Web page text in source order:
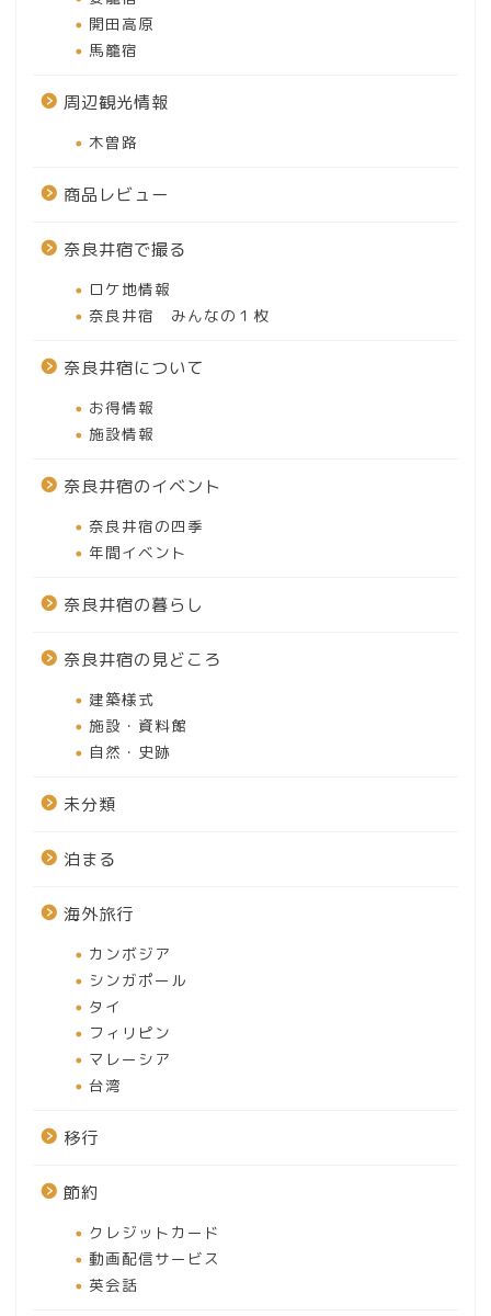
開田高原
馬籠宿
周辺観光情報
木曽路
商品レビュー
奈良井宿で撮る
ロケ地情報
奈良井宿 みんなの１枚
奈良井宿について
お得情報
施設情報
奈良井宿のイベント
奈良井宿の四季
年間イベント
奈良井宿の暮らし
奈良井宿の見どころ
建築様式
施設・資料館
自然・史跡
未分類
泊まる
海外旅行
カンボジア
シンガポール
タイ
フィリピン
マレーシア
台湾
移行
節約
クレジットカード
動画配信サービス
英会話